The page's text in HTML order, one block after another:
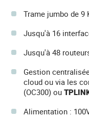
Trame jumbo de 9
Jusqu'à 16
Jusqu'à 48
Gestion
cloud ou via les
(OC300) ou
Alimentation :